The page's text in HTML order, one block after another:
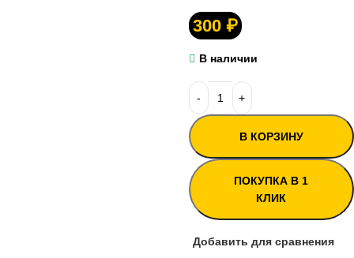
300 ₽
В наличии
В КОРЗИНУ
ПОКУПКА В 1
КЛИК
Добавить для сравнения